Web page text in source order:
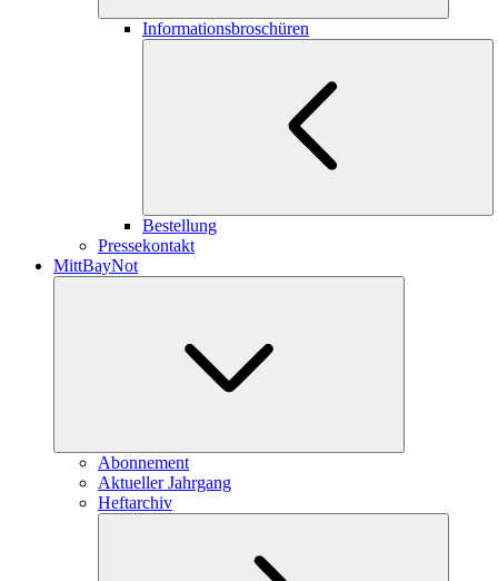
Informationsbroschüren
Bestellung
Pressekontakt
MittBayNot
Abonnement
Aktueller Jahrgang
Heftarchiv